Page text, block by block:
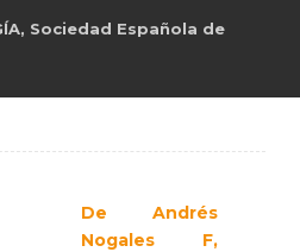
, Sociedad Española de
De Andrés
Nogales F,